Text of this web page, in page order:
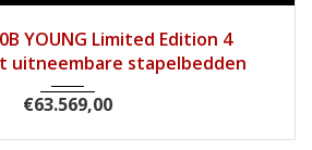
YOUNG Limited Edition 4
uitneembare stapelbedden
€63.569,00